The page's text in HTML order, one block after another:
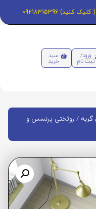
09218315396
ورود/
ثبت نام
سبد
خرید
گربه / روتختی پرنسس و